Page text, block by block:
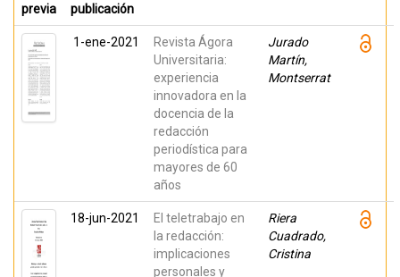
previa
publicación
1-ene-2021
Revista Ágora
Universitaria:
experiencia
innovadora en la
docencia de la
redacción
periodística para
mayores de 60
años
Jurado
Martín,
Montserrat
18-jun-2021
El teletrabajo en
la redacción:
implicaciones
personales y
Riera
Cuadrado,
Cristina